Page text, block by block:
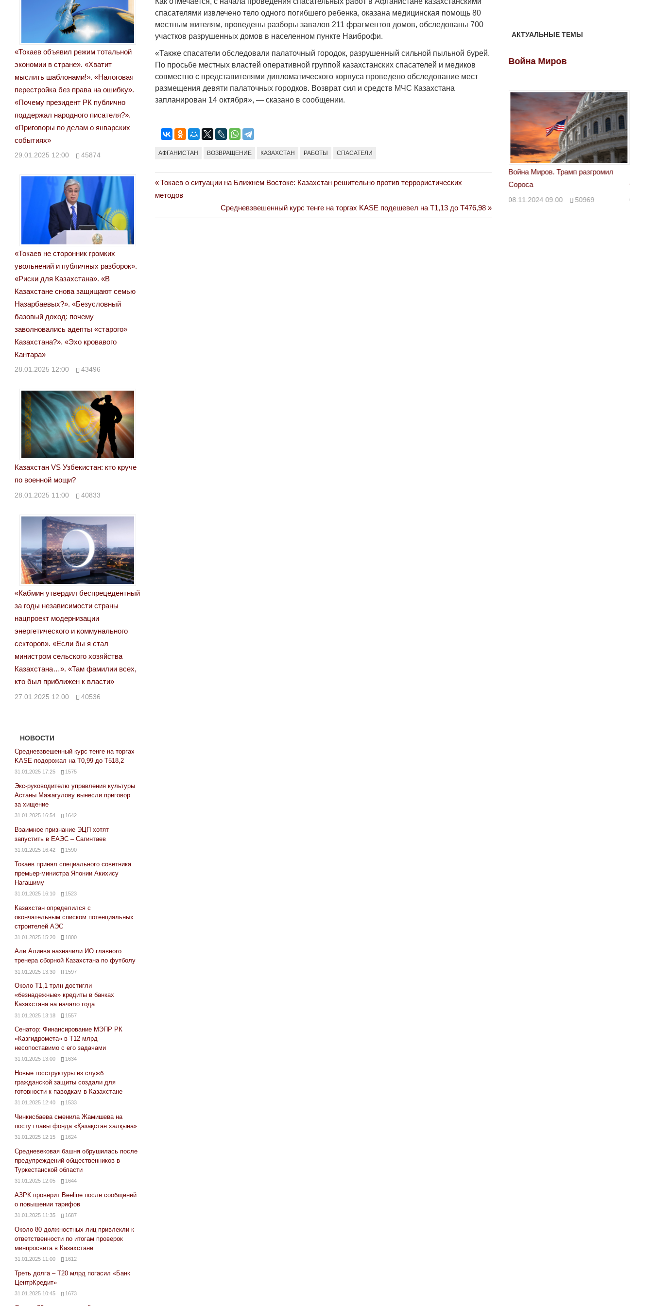
спасателями извлечено тело одного погибшего ребенка, оказана медицинская помощь 80
местным жителям, проведены разборы завалов 211 фрагментов домов, обследованы 700
участков разрушенных домов в населенном пункте Наиброфи.
«Также спасатели обследовали палаточный городок, разрушенный сильной пыльной бурей.
По просьбе местных властей оперативной группой казахстанских спасателей и медиков
совместно с представителями дипломатического корпуса проведено обследование мест
размещения девяти палаточных городков. Возврат сил и средств МЧС Казахстана
запланирован 14 октября», — сказано в сообщении.
АФГАНИСТАН ВОЗВРАЩЕНИЕ КАЗАХСТАН РАБОТЫ СПАСАТЕЛИ
Навигация
Previous
Post:
Токаев о ситуации на Ближнем Востоке: Казахстан решительно против террористических
методов
Next
Post:
Средневзвешенный курс тенге на торгах KASE подешевел на Т1,13 до Т476,98
«Токаев объявил режим тотальной
экономии в стране». «Хватит
мыслить шаблонами!». «Налоговая
перестройка без права на ошибку».
«Почему президент РК публично
поддержал народного писателя?».
«Приговоры по делам о январских
событиях»
29.01.2025 12:00 45874
«Токаев не сторонник громких
увольнений и публичных разборок».
«Риски для Казахстана». «В
Казахстане снова защищают семью
Назарбаевых?». «Безусловный
базовый доход: почему
заволновались адепты «старого»
Казахстана?». «Эхо кровавого
Кантара»
28.01.2025 12:00 43496
Казахстан VS Узбекистан: кто круче
по военной мощи?
28.01.2025 11:00 40833
«Кабмин утвердил беспрецедентный
за годы независимости страны
нацпроект модернизации
энергетического и коммунального
секторов». «Если бы я стал
министром сельского хозяйства
Казахстана…». «Там фамилии всех,
кто был приближен к власти»
27.01.2025 12:00 40536
НОВОСТИ
Средневзвешенный курс тенге на торгах
KASE подорожал на Т0,99 до Т518,2
31.01.2025 17:25 1575
Экс-руководителю управления культуры
Астаны Мажагулову вынесли приговор
за хищение
31.01.2025 16:54 1642
Взаимное признание ЭЦП хотят
запустить в ЕАЭС – Сагинтаев
31.01.2025 16:42 1590
Токаев принял специального советника
премьер-министра Японии Акихису
Нагашиму
31.01.2025 16:10 1523
Казахстан определился с
окончательным списком потенциальных
строителей АЭС
31.01.2025 15:20 1800
Али Алиева назначили ИО главного
тренера сборной Казахстана по футболу
31.01.2025 13:30 1597
Около Т1,1 трлн достигли
«безнадежные» кредиты в банках
Казахстана на начало года
31.01.2025 13:18 1557
Сенатор: Финансирование МЭПР РК
«Казгидромета» в Т12 млрд –
несопоставимо с его задачами
31.01.2025 13:00 1634
Новые госструктуры из служб
гражданской защиты создали для
готовности к паводкам в Казахстане
31.01.2025 12:40 1533
Чинкисбаева сменила Жамишева на
посту главы фонда «Қазақстан халқына»
31.01.2025 12:15 1624
Средневековая башня обрушилась после
предупреждений общественников в
Туркестанской области
31.01.2025 12:05 1644
АЗРК проверит Beeline после сообщений
о повышении тарифов
31.01.2025 11:35 1687
Около 80 должностных лиц привлекли к
ответственности по итогам проверок
минпросвета в Казахстане
31.01.2025 11:00 1612
Треть долга – Т20 млрд погасил «Банк
ЦентрКредит»
31.01.2025 10:45 1673
АКТУАЛЬНЫЕ ТЕМЫ
Война Миров
Война Миров. Трамп разгромил
Сороса
Война Миров
Война Миров. Трамп разгромил
Сороса
08.11.2024 09:00 50969